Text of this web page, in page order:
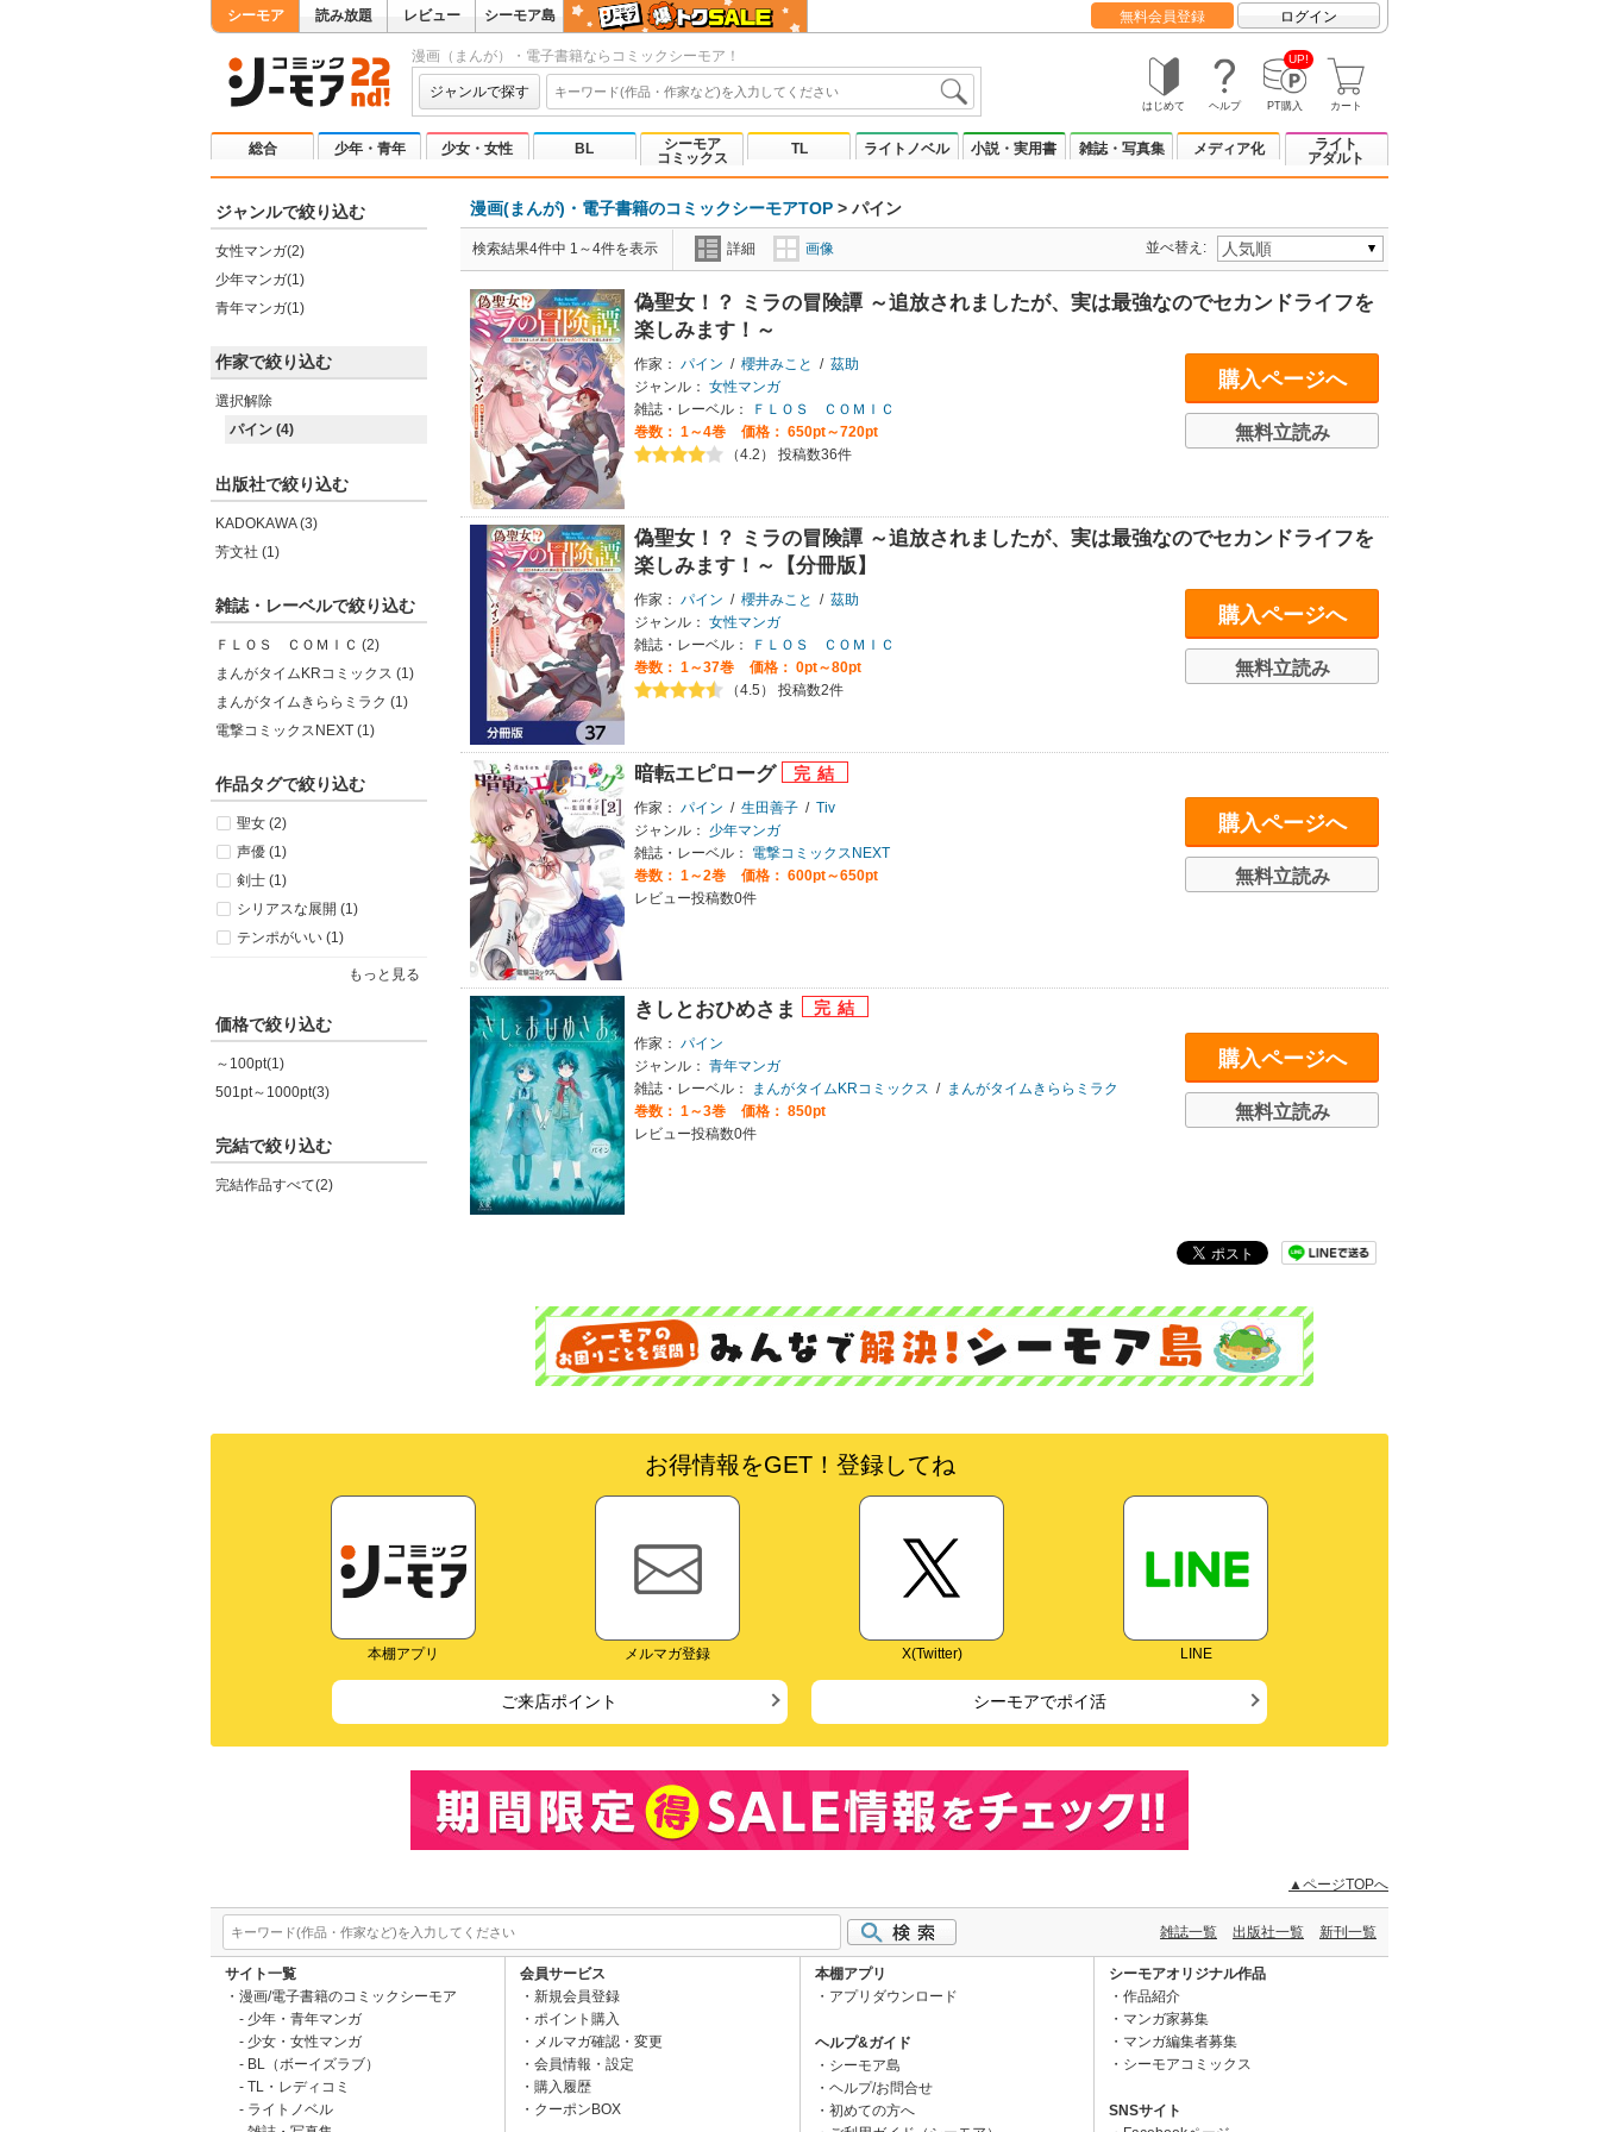
シーモア 読み放題 レビュー シーモア島 無料会員登録 ログイン
漫画（まんが）・電子書籍ならコミックシーモア！
ジャンルで探す
はじめて ヘルプ
UP!
PT購入 カート
総合 少年・青年 少女・女性 BL
シーモア
コミックス
TL ライトノベル 小説・実用書 雑誌・写真集 メディア化
ライト
アダルト
ジャンルで絞り込む
女性マンガ(2)
少年マンガ(1)
青年マンガ(1)
作家で絞り込む
選択解除
パイン (4)
出版社で絞り込む
KADOKAWA (3)
芳文社 (1)
雑誌・レーベルで絞り込む
ＦＬＯＳ ＣＯＭＩＣ (2)
まんがタイムKRコミックス (1)
まんがタイムきららミラク (1)
電撃コミックスNEXT (1)
作品タグで絞り込む
聖女 (2)
声優 (1)
剣士 (1)
シリアスな展開 (1)
テンポがいい (1)
もっと見る
価格で絞り込む
～100pt(1)
501pt～1000pt(3)
完結で絞り込む
完結作品すべて(2)
漫画(まんが)・電子書籍のコミックシーモアTOP > パイン
検索結果4件中 1～4件を表示 詳細 画像 並べ替え:
偽聖女！？ ミラの冒険譚 ～追放されましたが、実は最強なのでセカンドライフを
楽しみます！～
作家： パイン / 櫻井みこと / 茲助
ジャンル： 女性マンガ
雑誌・レーベル：
ＦＬＯＳ ＣＯＭＩＣ
巻数： 1～4巻
価格： 650pt～720pt
（4.2） 投稿数36件
購入ページへ
無料立読み
偽聖女！？ ミラの冒険譚 ～追放されましたが、実は最強なのでセカンドライフを
楽しみます！～【分冊版】
作家： パイン / 櫻井みこと / 茲助
ジャンル： 女性マンガ
雑誌・レーベル：
ＦＬＯＳ ＣＯＭＩＣ
巻数： 1～37巻
価格： 0pt～80pt
（4.5） 投稿数2件
購入ページへ
無料立読み
暗転エピローグ
作家： パイン / 生田善子 / Tiv
ジャンル：
少年マンガ
雑誌・レーベル：
電撃コミックスNEXT
巻数： 1～2巻
価格： 600pt～650pt
レビュー投稿数0件
購入ページへ
無料立読み
きしとおひめさま
作家： パイン
ジャンル： 青年マンガ
雑誌・レーベル：
まんがタイムKRコミックス /
まんがタイムきららミラク
巻数： 1～3巻
価格： 850pt
レビュー投稿数0件
購入ページへ
無料立読み
お得情報をGET！登録してね
本棚アプリ メルマガ登録 X(Twitter) LINE
ご来店ポイント シーモアでポイ活
▲ページTOPへ
雑誌一覧 出版社一覧 新刊一覧
サイト一覧
漫画/電子書籍のコミックシーモア
少年・青年マンガ
少女・女性マンガ
BL（ボーイズラブ）
TL・レディコミ
ライトノベル
会員サービス
新規会員登録
ポイント購入
メルマガ確認・変更
会員情報・設定
購入履歴
クーポンBOX
本棚アプリ
アプリダウンロード
ヘルプ&ガイド
シーモア島
ヘルプ/お問合せ
初めての方へ
シーモアオリジナル作品
作品紹介
マンガ家募集
マンガ編集者募集
シーモアコミックス
SNSサイト